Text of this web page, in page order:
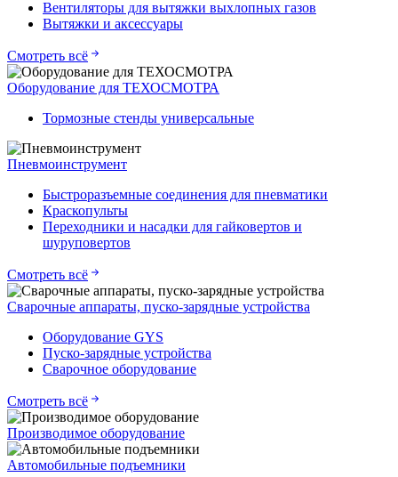
Вентиляторы для вытяжки выхлопных газов
Вытяжки и аксессуары
Смотреть всё
Оборудование для ТЕХОСМОТРА
Тормозные стенды универсальные
Пневмоинструмент
Быстроразъемные соединения для пневматики
Краскопульты
Переходники и насадки для гайковертов и
шуруповертов
Смотреть всё
Сварочные аппараты, пуско-зарядные устройства
Оборудование GYS
Пуско-зарядные устройства
Сварочное оборудование
Смотреть всё
Производимое оборудование
Автомобильные подъемники